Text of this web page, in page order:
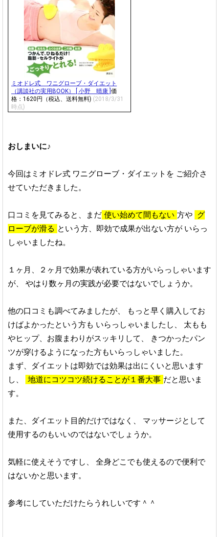
ミオドレ式 ワニグローブ・ダイエット
（講談社の実用BOOK） [ 小野 晴康 ] 価
格：1620円（税込、送料無料) (2018/3/31
時点)
おしまいに♪
今回はミオドレ式 ワニグローブ・ダイエットを ご紹介さ
せていただきました。
口コミを見てみると、まだ 使い始めて間もない 方や グ
ローブが滑る という方、即効で成果が出ない方が いらっ
しゃいましたね。
１ヶ月、２ヶ月で効果が表れている方がいらっしゃいます
が、
やはり数ヶ月の実践が必要ではないでしょうか。
他の口コミも調べてみましたが、
もっと早く購入してお
けばよかったという方も いらっしゃいましたし、
太もも
やヒップ、お腹まわりがスッキリして、
きつかったパン
ツが穿けるようになった方もいらっしゃいました。
まず、ダイエットは即効では効果は出にくいと思います
し、
地道にコツコツ続けることが１番大事 だと思いま
す。
また、ダイエット目的だけではなく、
マッサージとして
使用するのもいいのではないでしょうか。
気軽に使えそうですし、
全身どこでも使えるので便利で
はないかと思います。
参考にしていただけたらうれしいです＾＾